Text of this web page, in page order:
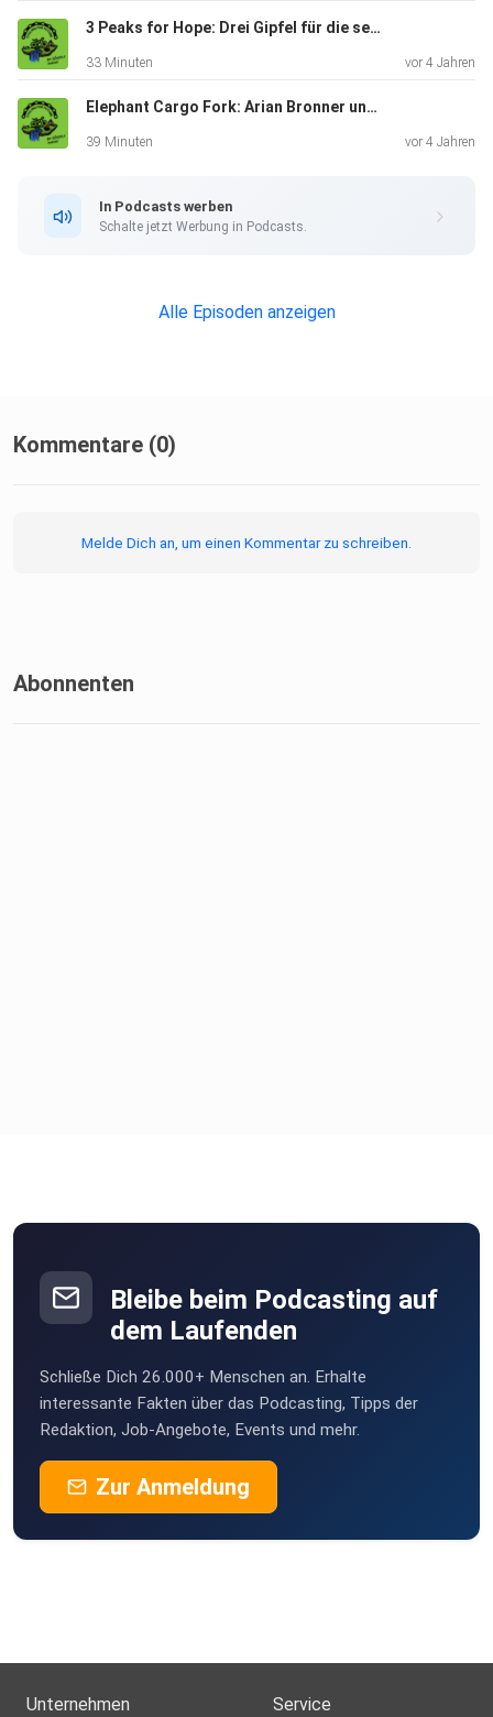
3 Peaks for Hope: Drei Gipfel für die seltene Krankheit FSHD
33 Minuten vor 4 Jahren
Elephant Cargo Fork: Arian Bronner und sein Lastenrad zum Nachrüsten
39 Minuten vor 4 Jahren
In Podcasts werben
Schalte jetzt Werbung in Podcasts.
Alle Episoden anzeigen
Kommentare (0)
Melde Dich an, um einen Kommentar zu schreiben.
Abonnenten
Bleibe beim Podcasting auf
dem Laufenden
Schließe Dich 26.000+ Menschen an. Erhalte
interessante Fakten über das Podcasting, Tipps der
Redaktion, Job-Angebote, Events und mehr.
Zur Anmeldung
Unternehmen Service